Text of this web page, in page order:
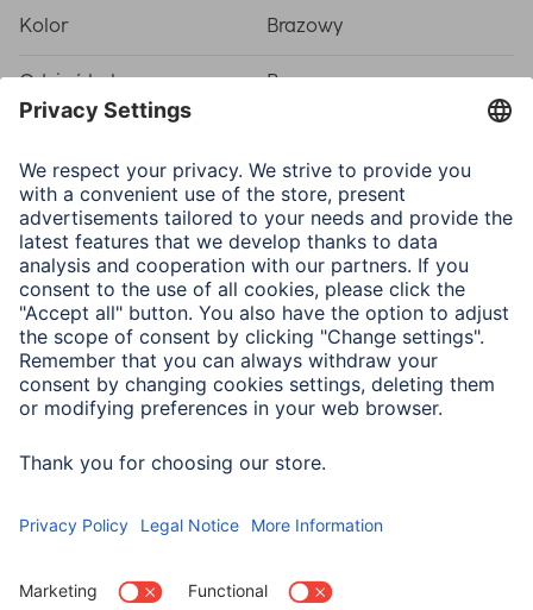
Kolor Brazowy
Odcień koloru Brązowy
Właściwości fizyczne
Materiał Karton
Wymiary i waga
Width x Length 2,75 x 11 m